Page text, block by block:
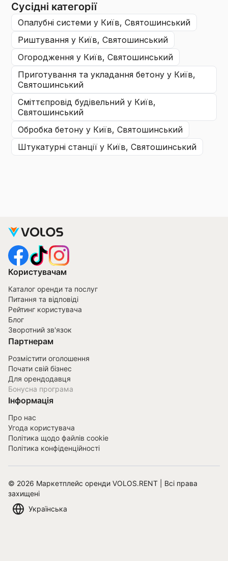
Сусідні категорії
опалубні системи у Київ, Святошинський
риштування у Київ, Святошинський
огородження у Київ, Святошинський
приготування та укладання бетону у Київ,
Святошинський
сміттєпровід будівельний у Київ,
Святошинський
обробка бетону у Київ, Святошинський
штукатурні станції у Київ, Святошинський
Користувачам
Каталог оренди та послуг
Питання та відповіді
Рейтинг користувача
Блог
Зворотний зв'язок
Партнерам
Розмістити оголошення
Почати свій бізнес
Для орендодавця
Бонусна програма
Інформація
Про нас
Угода користувача
Політика щодо файлів cookie
Політика конфіденційності
© 2026 Маркетплейс оренди VOLOS.RENT | Всі права
захищені
Українська